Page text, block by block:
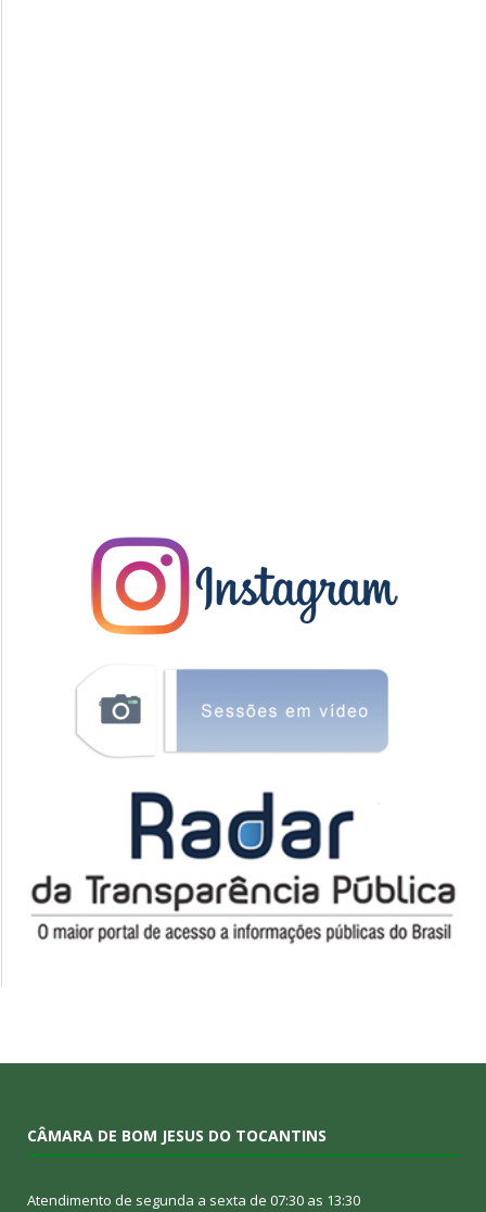
CÂMARA DE BOM JESUS DO TOCANTINS
Atendimento de segunda a sexta de 07:30 as 13:30